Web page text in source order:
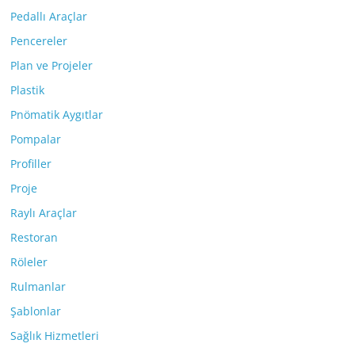
Pedallı Araçlar
Pencereler
Plan ve Projeler
Plastik
Pnömatik Aygıtlar
Pompalar
Profiller
Proje
Raylı Araçlar
Restoran
Röleler
Rulmanlar
Şablonlar
Sağlık Hizmetleri